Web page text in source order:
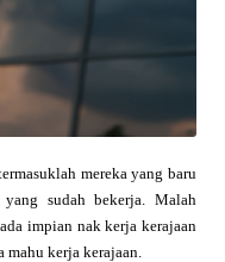
mereka yang baru
sudah bekerja. Malah
impian nak kerja kerajaan
kerja kerajaan.